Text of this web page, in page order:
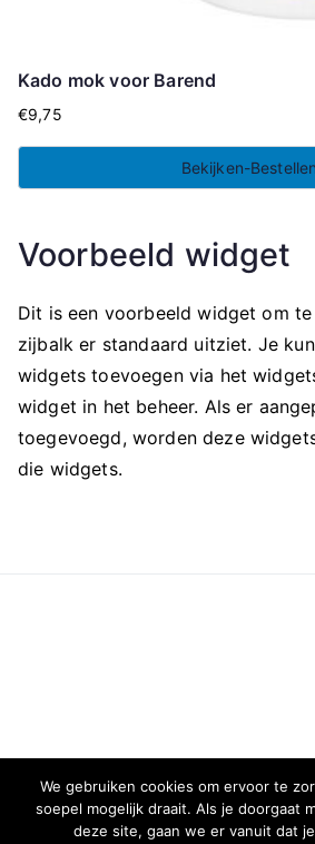
Kado mok voor Barend
€9,75
Bekijken-Bestellen
Voorbeeld widget
Dit is een voorbeeld widget om
zijbalk er standaard uitziet. Je
widgets toevoegen via het
widget in het beheer. Als er
toegevoegd, worden deze
die widgets.
We gebruiken cookies om ervoor te
soepel mogelijk draait. Als je doorgaat
deze site, gaan we er vanuit dat